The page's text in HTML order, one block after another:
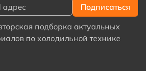
подборка актуальных
по холодильной технике